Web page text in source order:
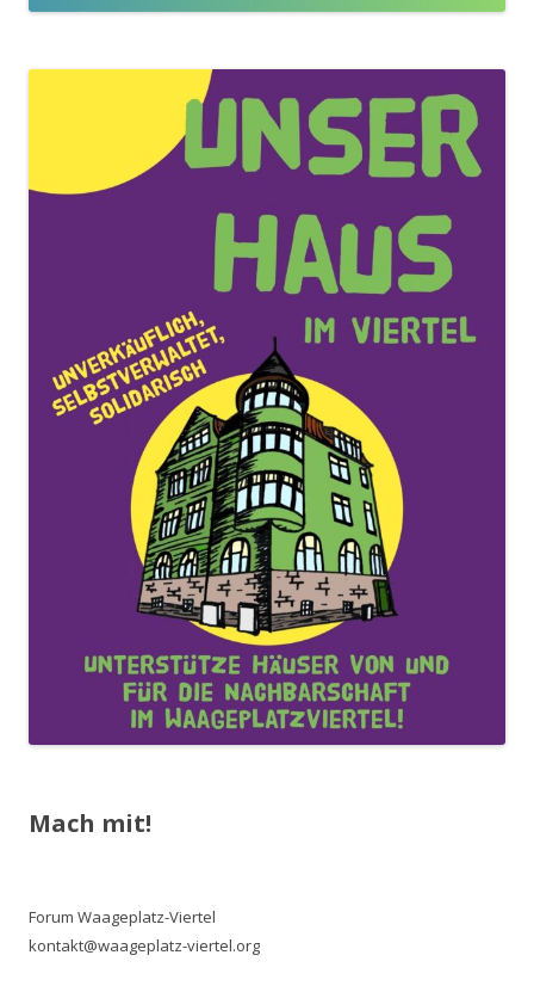
Mach mit!
Forum Waageplatz-Viertel
kontakt@waageplatz-viertel.org